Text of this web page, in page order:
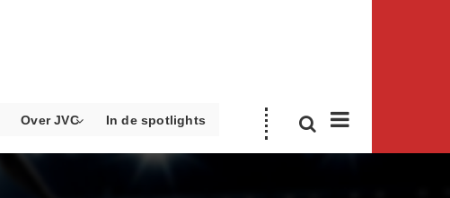
Over JVC In de spotlights